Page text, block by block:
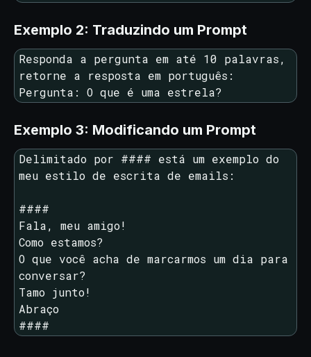
Exemplo 2: Traduzindo um Prompt
Responda a pergunta em até 10 palavras,
retorne a resposta em português:
Pergunta: O que é uma estrela?
Exemplo 3: Modificando um Prompt
Delimitado por #### está um exemplo do
meu estilo de escrita de emails:
####
Fala, meu amigo!
Como estamos?
O que você acha de marcarmos um dia para
conversar?
Tamo junto!
Abraço
####